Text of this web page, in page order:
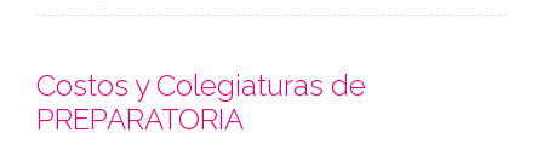
Costos y Colegiaturas de
PREPARATORIA